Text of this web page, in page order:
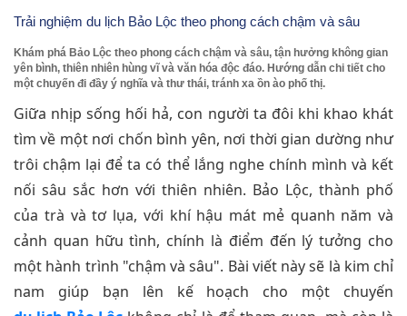
Trải nghiệm du lịch Bảo Lộc theo phong cách chậm và sâu
Khám phá Bảo Lộc theo phong cách chậm và sâu, tận hưởng không gian
yên bình, thiên nhiên hùng vĩ và văn hóa độc đáo. Hướng dẫn chi tiết cho
một chuyến đi đầy ý nghĩa và thư thái, tránh xa ồn ào phố thị.
Giữa nhịp sống hối hả, con người ta đôi khi khao khát
tìm về một nơi chốn bình yên, nơi thời gian dường như
trôi chậm lại để ta có thể lắng nghe chính mình và kết
nối sâu sắc hơn với thiên nhiên. Bảo Lộc, thành phố
của trà và tơ lụa, với khí hậu mát mẻ quanh năm và
cảnh quan hữu tình, chính là điểm đến lý tưởng cho
một hành trình "chậm và sâu". Bài viết này sẽ là kim chỉ
nam giúp bạn lên kế hoạch cho một chuyến